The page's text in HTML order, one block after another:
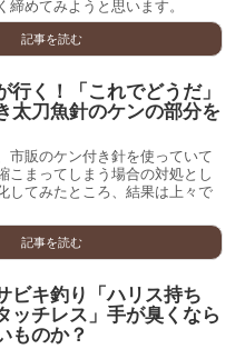
締めてみようと思います。
記事を読む
行く！「これでどうだ」
太刀魚針のケンの部分を
市販のケン付き針を使っていて
こまってしまう場合の対処とし
してみたところ、結果は上々で
記事を読む
ビキ釣り「ハリス持ち
チレス」手が臭くなら
ものか？